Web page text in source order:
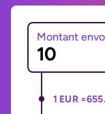
Montant
1 EUR =